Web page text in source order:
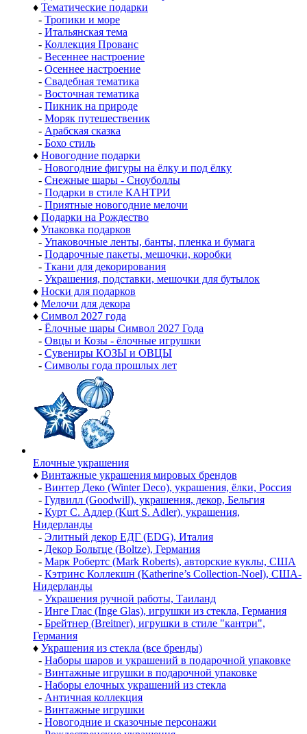
♦ Тематические подарки
- Тропики и море
- Итальянская тема
- Коллекция Прованс
- Весеннее настроение
- Осеннее настроение
- Свадебная тематика
- Восточная тематика
- Пикник на природе
- Моряк путешественик
- Арабская сказка
- Бохо стиль
♦ Новогодние подарки
- Новогодние фигуры на ёлку и под ёлку
- Снежные шары - Сноуболлы
- Подарки в стиле КАНТРИ
- Приятные новогодние мелочи
♦ Подарки на Рождество
♦ Упаковка подарков
- Упаковочные ленты, банты, пленка и бумага
- Подарочные пакеты, мешочки, коробки
- Ткани для декорирования
- Украшения, подставки, мешочки для бутылок
♦ Носки для подарков
♦ Мелочи для декора
♦ Символ 2027 года
- Ёлочные шары Символ 2027 Года
- Овцы и Козы - ёлочные игрушки
- Сувениры КОЗЫ и ОВЦЫ
- Символы года прошлых лет
Елочные украшения
♦ Винтажные украшения мировых брендов
- Винтер Деко (Winter Deco), украшения, ёлки, Россия
- Гудвилл (Goodwill), украшения, декор, Бельгия
- Курт С. Адлер (Kurt S. Adler), украшения,
Нидерланды
- Элитный декор ЕДГ (EDG), Италия
- Декор Больтце (Boltze), Германия
- Марк Робертс (Mark Roberts), авторские куклы, США
- Кэтринс Коллекшн (Katherine’s Collection-Noel), США-
Нидерланды
- Украшения ручной работы, Таиланд
- Инге Глас (Inge Glas), игрушки из стекла, Германия
- Брейтнер (Breitner), игрушки в стиле "кантри",
Германия
♦ Украшения из стекла (все бренды)
- Наборы шаров и украшений в подарочной упаковке
- Винтажные игрушки в подарочной упаковке
- Наборы елочных украшений из стекла
- Античная коллекция
- Винтажные игрушки
- Новогодние и сказочные персонажи